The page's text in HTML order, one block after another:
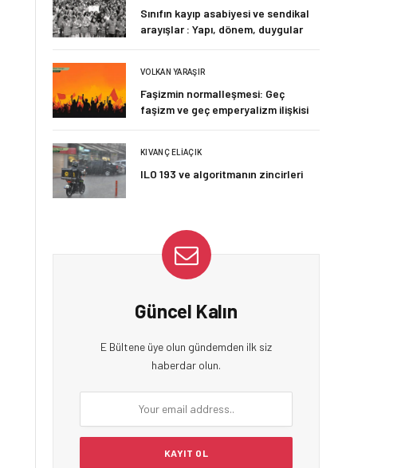
Sınıfın kayıp asabiyesi ve sendikal
arayışlar : Yapı, dönem, duygular
VOLKAN YARAŞIR
Faşizmin normalleşmesi: Geç
faşizm ve geç emperyalizm ilişkisi
KIVANÇ ELIAÇIK
ILO 193 ve algoritmanın zincirleri
Güncel Kalın
E Bültene üye olun gündemden ilk siz
haberdar olun.